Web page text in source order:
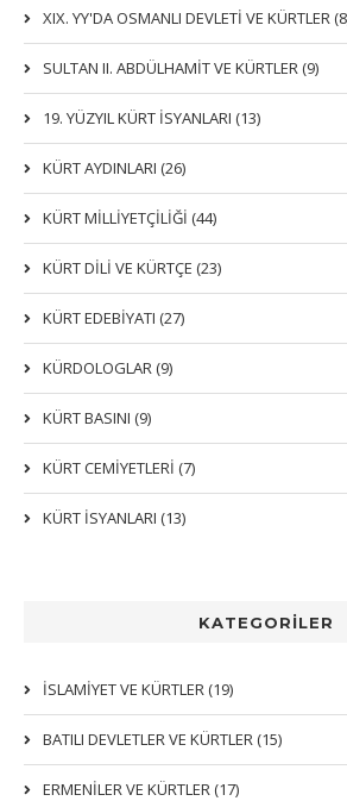
KATEGORİLER
İSLAMIYET VE KÜRTLER (19)
BATILI DEVLETLER VE KÜRTLER (15)
ERMENİLER VE KÜRTLER (17)
XIX. YY'DA OSMANLI DEVLETI VE KÜRTLER
SULTAN II. ABDÜLHAMİT VE KÜRTLER (9)
19. YÜZYIL KÜRT İSYANLARI (13)
KÜRT AYDINLARI (26)
KÜRT MİLLİYETÇİLİĞİ (44)
KÜRT DİLİ VE KÜRTÇE (23)
KÜRT EDEBİYATI (27)
KÜRDOLOGLAR (9)
KÜRT BASINI (9)
KÜRT CEMİYETLERİ (7)
KÜRT İSYANLARI (13)